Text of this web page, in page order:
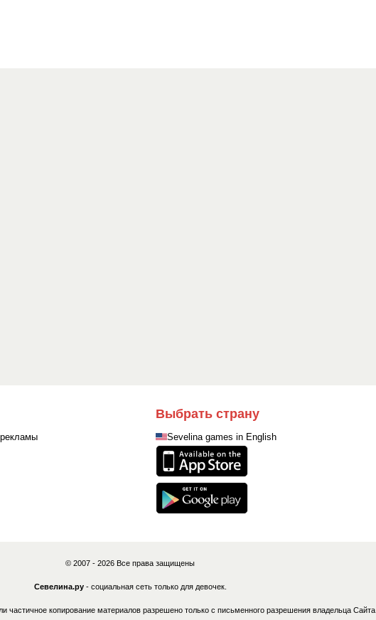
Выбрать страну
Sevelina games in English
© 2007 - 2026 Все права защищены
Севелина.ру- социальная сеть только для девочек.
частичное копирование материалов разрешено только с письменного разрешения владельца Сайта.